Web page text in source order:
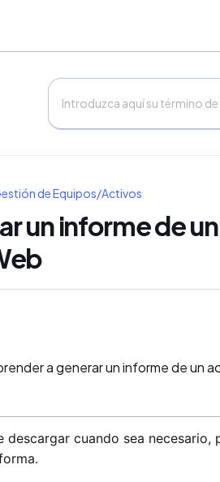
de Equipos/Activos
un informe de
a generar un informe de un
descargar cuando sea